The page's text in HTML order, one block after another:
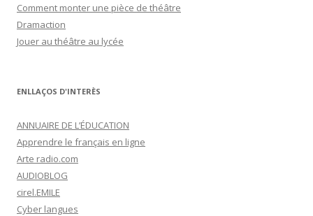
Comment monter une pièce de théâtre
Dramaction
Jouer au théâtre au lycée
ENLLAÇOS D'INTERÈS
ANNUAIRE DE L’ÉDUCATION
Apprendre le français en ligne
Arte radio.com
AUDIOBLOG
cirel.EMILE
Cyber langues